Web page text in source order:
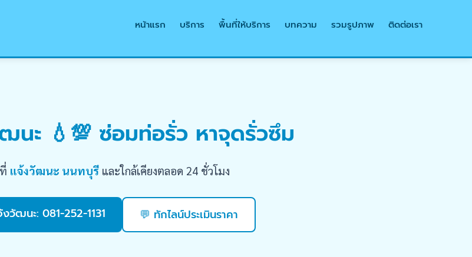
หน้าแรก บริการ พื้นที่ให้บริการ บทความ รวมรูปภาพ ติดต่อเรา
นะ 💧💯 ซ่อมท่อรั่ว หาจุดรั่วซึม
แจ้งวัฒนะ นนทบุรี และใกล้เคียงตลอด 24 ชั่วโมง
วัฒนะ: 081-252-1131 💬 ทักไลน์ประเมินราคา